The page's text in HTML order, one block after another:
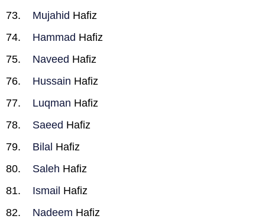
Mujahid Hafiz
Hammad Hafiz
Naveed Hafiz
Hussain Hafiz
Luqman Hafiz
Saeed Hafiz
Bilal Hafiz
Saleh Hafiz
Ismail Hafiz
Nadeem Hafiz